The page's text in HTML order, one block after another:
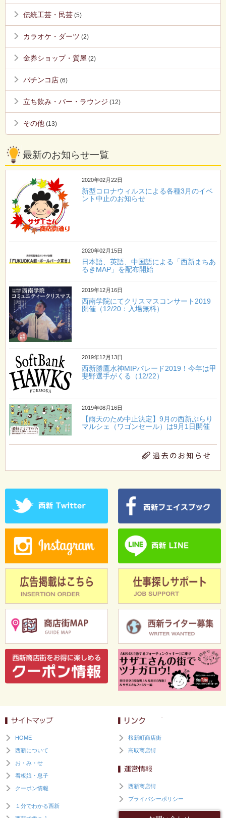
伝統工芸・民芸 (5)
カラオケ・ダーツ (2)
金券ショップ・質屋 (2)
パチンコ店 (6)
立ち飲み・バー・ラウンジ (12)
その他 (13)
最新のお知らせ一覧
2020年02月22日
新型コロナウィルスによる各種3月のイベ
ント中止のお知らせ
2020年02月15日
日本語、英語、中国語による「西新まちあ
るきMAP」を配布開始
2019年12月16日
西南学院にてクリスマスコンサート2019
開催（12/20：入場無料）
2019年12月13日
西新勝鷹水神MIPパレード2019！今年は甲
斐野選手がくる（12/22）
2019年08月16日
【雨天のため中止決定】9月の西新ぷらり
マルシェ（ワゴンセール）は9月1日開催
HOME
西新について
お・み・せ
看板娘・息子
クーポン情報
１分でわかる西新
桜新町商店街
高取商店街
西新商店街
プライバシーポリシー